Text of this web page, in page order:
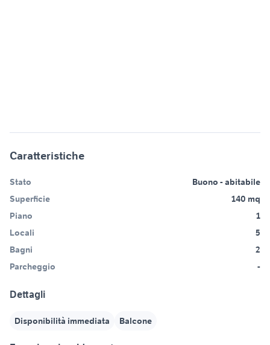
Caratteristiche
Stato
Buono - abitabile
Superficie
140 mq
Piano
1
Locali
5
Bagni
2
Parcheggio
-
Dettagli
Disponibilità immediata Balcone